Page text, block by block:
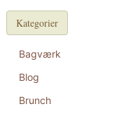
Kategorier
Bagværk
Blog
Brunch